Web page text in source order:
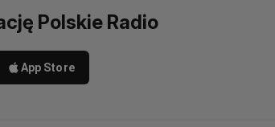
Polskie Radio
App Store